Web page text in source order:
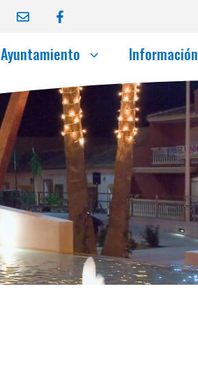
Ayuntamiento Información